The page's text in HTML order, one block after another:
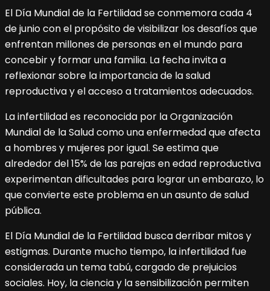
El Día Mundial de la Fertilidad se conmemora cada 4
de junio con el propósito de visibilizar los desafíos que
enfrentan millones de personas en el mundo para
concebir y formar una familia. La fecha invita a
reflexionar sobre la importancia de la salud
reproductiva y el acceso a tratamientos adecuados.
La infertilidad es reconocida por la Organización
Mundial de la Salud como una enfermedad que afecta
a hombres y mujeres por igual. Se estima que
alrededor del 15% de las parejas en edad reproductiva
experimentan dificultades para lograr un embarazo, lo
que convierte este problema en un asunto de salud
pública.
El Día Mundial de la Fertilidad busca derribar mitos y
estigmas. Durante mucho tiempo, la infertilidad fue
considerada un tema tabú, cargado de prejuicios
sociales. Hoy, la ciencia y la sensibilización permiten